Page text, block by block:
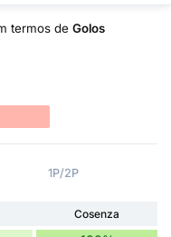
termos de Golos
1P/2P
Cosenza